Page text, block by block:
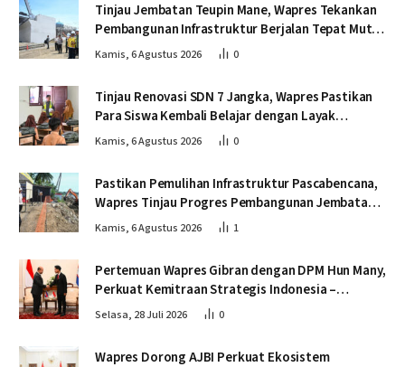
Tinjau Jembatan Teupin Mane, Wapres Tekankan
Pembangunan Infrastruktur Berjalan Tepat Mutu
dan Tepat Waktu
Kamis, 6 Agustus 2026 0
Tinjau Renovasi SDN 7 Jangka, Wapres Pastikan
Para Siswa Kembali Belajar dengan Layak
Pascabencana
Kamis, 6 Agustus 2026 0
Pastikan Pemulihan Infrastruktur Pascabencana,
Wapres Tinjau Progres Pembangunan Jembatan
Krueng Tingkeum Bireuen
Kamis, 6 Agustus 2026 1
Pertemuan Wapres Gibran dengan DPM Hun Many,
Perkuat Kemitraan Strategis Indonesia –
Kamboja
Selasa, 28 Juli 2026 0
Wapres Dorong AJBI Perkuat Ekosistem